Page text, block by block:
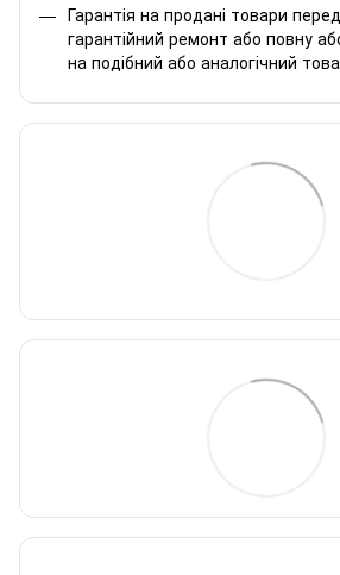
Гарантія на продані товари
гарантійний ремонт або повну
на подібний або аналогічний